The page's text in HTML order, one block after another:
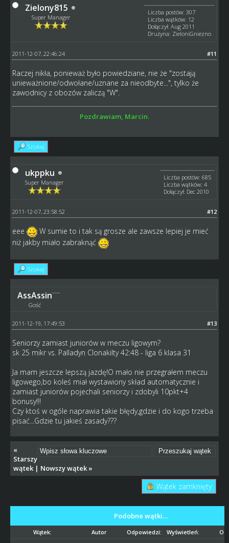
Zielony815
Super Manager
Liczba postów: 307
Liczba wątków: 12
Dołączył: Aug 2011
Drużyna: ZieloniGniezno
#11
2011-12-07, 22:46:24
Raczej nikła, ponieważ było powiedziane, nie że "zostają
unieważnione/odwołane/uznane za nieodbyte...", tylko że
zawodnicy z obozów zaliczą "W".
Pozdrawiam, Marcin.
Szukaj
ukppku
Super Manager
Liczba postów: 685
Liczba wątków: 4
Dołączył: Dec 2010
#12
2011-12-07, 23:58:52
eee
W sumie to i tak są grosze ale zawsze lepiej je mieć
niż jakby miało zabraknąć
Szukaj
AssAssin
Gość
#13
2011-12-19, 17:49:53
Seniorzy zamiast juniorów w meczu ligowym?
sk 25 mikr vs. Palladyn Clonakilty 42:48 - liga 6 klasa 31
Ja mam jeszcze lepszą jazdę!O mało nie przegrałem meczu
ligowego,bo koleś miał wystawiony skład automatycznie i
zamiast juniorów pojechali seniorzy i zdobyli 10pkt+4
bonusy!!!
Czy ktoś w ogóle naprawia takie błędy,gdzie i do kogo trzeba
pisać...Gdzie tu jakieś zasady???
«
Starszy
wątek| Nowszy wątek»
Wątek zamknięty
Podobne wątki…
Wątek: Autor Odpowiedzi: Wyświetleń: